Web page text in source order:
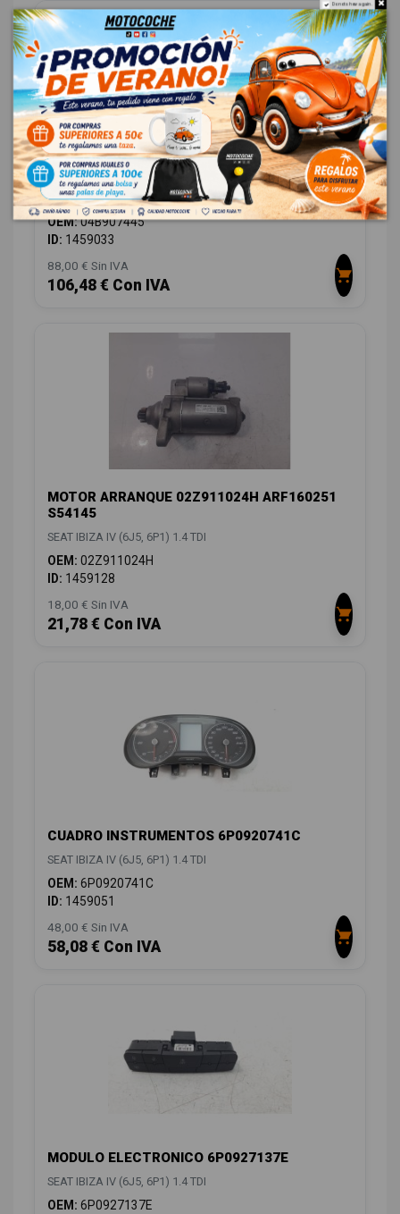
CENTRALITA MOTOR UCE 04B907445
SEAT IBIZA IV (6J5, 6P1) 1.4 TDI
OEM:04B907445
ID: 1459033
88,00 € Sin IVA
106,48 € Con IVA
MOTOR ARRANQUE 02Z911024H ARF160251
S54145
SEAT IBIZA IV (6J5, 6P1) 1.4 TDI
OEM: 02Z911024H
ID: 1459128
18,00 € Sin IVA
21,78 € Con IVA
CUADRO INSTRUMENTOS 6P0920741C
SEAT IBIZA IV (6J5, 6P1) 1.4 TDI
OEM: 6P0920741C
ID: 1459051
48,00 € Sin IVA
58,08 € Con IVA
MODULO ELECTRONICO 6P0927137E
SEAT IBIZA IV (6J5, 6P1) 1.4 TDI
OEM: 6P0927137E
Do not show again.